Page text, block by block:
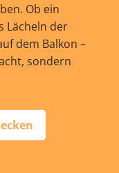
Ob ein
Lächeln der
dem Balkon –
sondern